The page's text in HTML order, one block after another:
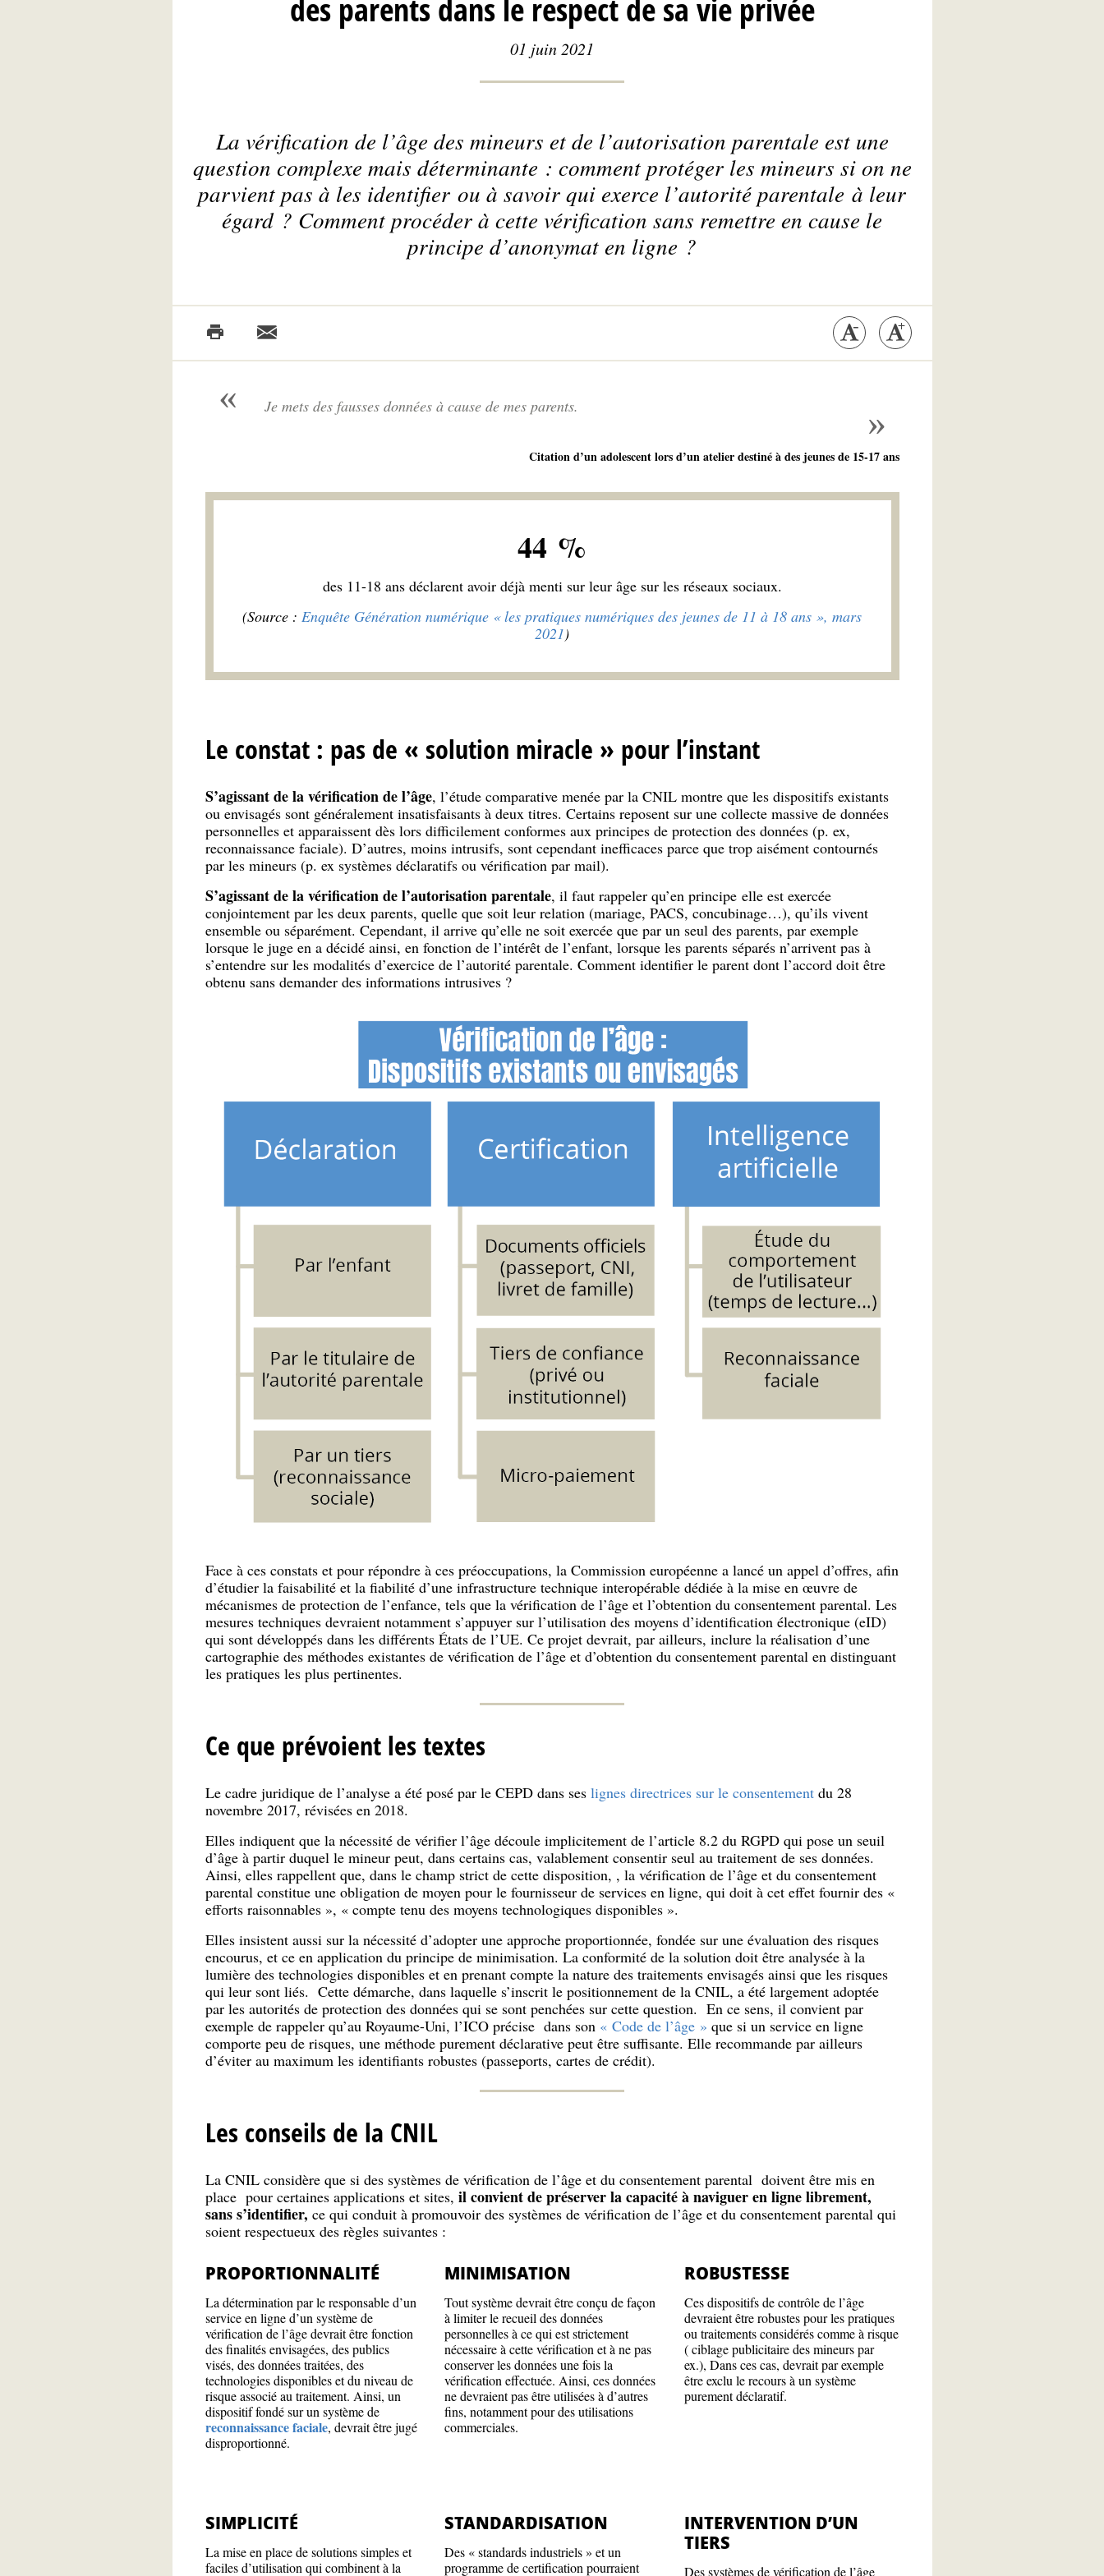
des parents dans le respect de sa vie privée
01 juin 2021
La vérification de l’âge des mineurs et de l’autorisation parentale est une
question complexe mais déterminante : comment protéger les mineurs si on ne
parvient pas à les identifier ou à savoir qui exerce l’autorité parentale à leur
égard ? Comment procéder à cette vérification sans remettre en cause le
principe d’anonymat en ligne ?
Je mets des fausses données à cause de mes parents.
Citation d’un adolescent lors d’un atelier destiné à des jeunes de 15-17 ans
44 %
des 11-18 ans déclarent avoir déjà menti sur leur âge sur les réseaux sociaux.
(Source : Enquête Génération numérique « les pratiques numériques des jeunes de 11 à 18 ans », mars
2021)
Le constat : pas de « solution miracle » pour l’instant
S’agissant de la vérification de l’âge, l’étude comparative menée par la CNIL montre que les dispositifs existants
ou envisagés sont généralement insatisfaisants à deux titres. Certains reposent sur une collecte massive de données
personnelles et apparaissent dès lors difficilement conformes aux principes de protection des données (p. ex,
reconnaissance faciale). D’autres, moins intrusifs, sont cependant inefficaces parce que trop aisément contournés
par les mineurs (p. ex systèmes déclaratifs ou vérification par mail).
S’agissant de la vérification de l’autorisation parentale, il faut rappeler qu’en principe elle est exercée
conjointement par les deux parents, quelle que soit leur relation (mariage, PACS, concubinage…), qu’ils vivent
ensemble ou séparément. Cependant, il arrive qu’elle ne soit exercée que par un seul des parents, par exemple
lorsque le juge en a décidé ainsi, en fonction de l’intérêt de l’enfant, lorsque les parents séparés n’arrivent pas à
s’entendre sur les modalités d’exercice de l’autorité parentale. Comment identifier le parent dont l’accord doit être
obtenu sans demander des informations intrusives ?
Face à ces constats et pour répondre à ces préoccupations, la Commission européenne a lancé un appel d’offres, afin
d’étudier la faisabilité et la fiabilité d’une infrastructure technique interopérable dédiée à la mise en œuvre de
mécanismes de protection de l’enfance, tels que la vérification de l’âge et l’obtention du consentement parental. Les
mesures techniques devraient notamment s’appuyer sur l’utilisation des moyens d’identification électronique (eID)
qui sont développés dans les différents États de l’UE. Ce projet devrait, par ailleurs, inclure la réalisation d’une
cartographie des méthodes existantes de vérification de l’âge et d’obtention du consentement parental en distinguant
les pratiques les plus pertinentes.
Ce que prévoient les textes
Le cadre juridique de l’analyse a été posé par le CEPD dans ses lignes directrices sur le consentementdu 28
novembre 2017, révisées en 2018.
Elles indiquent que la nécessité de vérifier l’âge découle implicitement de l’article 8.2 du RGPD qui pose un seuil
d’âge à partir duquel le mineur peut, dans certains cas, valablement consentir seul au traitement de ses données.
Ainsi, elles rappellent que, dans le champ strict de cette disposition, , la vérification de l’âge et du consentement
parental constitue une obligation de moyen pour le fournisseur de services en ligne, qui doit à cet effet fournir des «
efforts raisonnables », « compte tenu des moyens technologiques disponibles ».
Elles insistent aussi sur la nécessité d’adopter une approche proportionnée, fondée sur une évaluation des risques
encourus, et ce en application du principe de minimisation. La conformité de la solution doit être analysée à la
lumière des technologies disponibles et en prenant compte la nature des traitements envisagés ainsi que les risques
qui leur sont liés. Cette démarche, dans laquelle s’inscrit le positionnement de la CNIL, a été largement adoptée
par les autorités de protection des données qui se sont penchées sur cette question. En ce sens, il convient par
exemple de rappeler qu’au Royaume-Uni, l’ICO précise dans son « Code de l’âge » que si un service en ligne
comporte peu de risques, une méthode purement déclarative peut être suffisante. Elle recommande par ailleurs
d’éviter au maximum les identifiants robustes (passeports, cartes de crédit).
Les conseils de la CNIL
La CNIL considère que si des systèmes de vérification de l’âge et du consentement parental doivent être mis en
place pour certaines applications et sites, il convient de préserver la capacité à naviguer en ligne librement,
sans s’identifier, ce qui conduit à promouvoir des systèmes de vérification de l’âge et du consentement parental qui
soient respectueux des règles suivantes :
PROPORTIONNALITÉ
La détermination par le responsable d’un
service en ligne d’un système de
vérification de l’âge devrait être fonction
des finalités envisagées, des publics
visés, des données traitées, des
technologies disponibles et du niveau de
risque associé au traitement. Ainsi, un
dispositif fondé sur un système de
reconnaissance faciale, devrait être jugé
disproportionné.
MINIMISATION
Tout système devrait être conçu de façon
à limiter le recueil des données
personnelles à ce qui est strictement
nécessaire à cette vérification et à ne pas
conserver les données une fois la
vérification effectuée. Ainsi, ces données
ne devraient pas être utilisées à d’autres
fins, notamment pour des utilisations
commerciales.
ROBUSTESSE
Ces dispositifs de contrôle de l’âge
devraient être robustes pour les pratiques
ou traitements considérés comme à risque
( ciblage publicitaire des mineurs par
ex.), Dans ces cas, devrait par exemple
être exclu le recours à un système
purement déclaratif.
SIMPLICITÉ
La mise en place de solutions simples et
faciles d’utilisation qui combinent à la
STANDARDISATION
Des « standards industriels » et un
programme de certification pourraient
INTERVENTION D’UN
TIERS
Des systèmes de vérification de l’âge